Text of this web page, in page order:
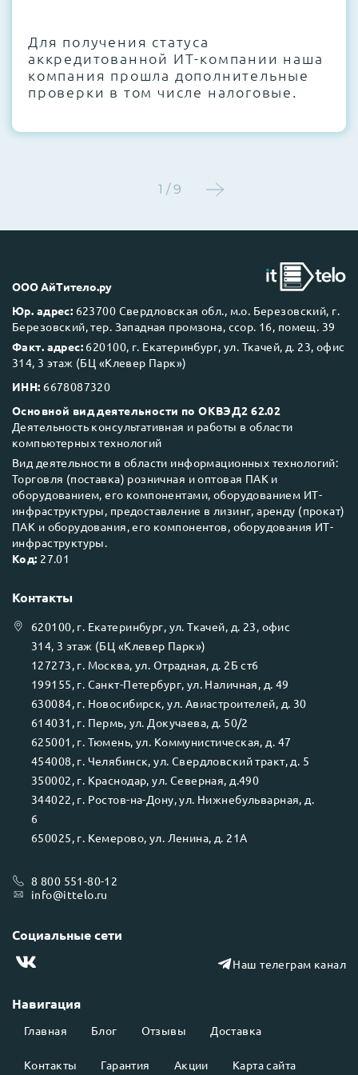
Этап 4:Стресс-тестирование под 100%
нагрузкой в течение 72 часов для
проверки стабильности всех подсистем
Next Business Day (NBD)
Для получения статуса
аккредитованной ИТ-компании наша
компания прошла дополнительные
проверки в том числе налоговые.
1 / 9
ООО АйТитело.ру
Юр. адрес: 623700 Свердловская обл., м.о. Березовский, г.
Березовский, тер. Западная промзона, ссор. 16, помещ. 39
Факт. адрес: 620100, г. Екатеринбург, ул. Ткачей, д. 23, офис
314, 3 этаж (БЦ «Клевер Парк»)
ИНН: 6678087320
Основной вид деятельности по ОКВЭД2 62.02
Деятельность консультативная и работы в области
компьютерных технологий
Вид деятельности в области информационных технологий:
Торговля (поставка) розничная и оптовая ПАК и
оборудованием, его компонентами, оборудованием ИТ-
инфраструктуры, предоставление в лизинг, аренду (прокат)
ПАК и оборудования, его компонентов, оборудования ИТ-
инфраструктуры.
Код: 27.01
Навигация
Главная Блог Отзывы Доставка
Контакты Гарантия Акции Карта сайта
Контакты
620100, г. Екатеринбург, ул.Ткачей, д. 23, офис
314, 3 этаж (БЦ «Клевер Парк»)
127273, г. Москва, ул. Отрадная, д. 2Б ст6
199155, г. Санкт-Петербург, ул. Наличная, д. 49
630084, г. Новосибирск, ул. Авиастроителей, д. 30
614031 , г. Пермь, ул. Докучаева, д. 50/2
625001 , г. Тюмень, ул. Коммунистическая, д. 47
454008, г. Челябинск, ул. Свердловский тракт, д. 5
350002, г. Краснодар, ул. Северная, д.490
344022, г. Ростов-на-Дону, ул. Нижнебульварная, д.
6
650025, г. Кемерово, ул. Ленина, д. 21А
8 800 551-80-12
info@ittelo.ru
Социальные сети
Наш телеграм канал